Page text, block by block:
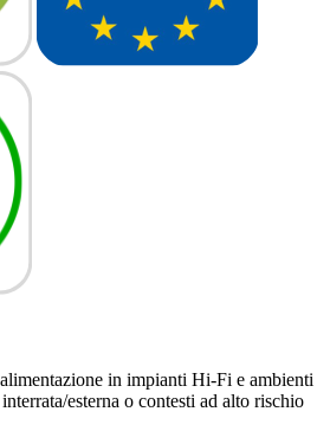
in impianti Hi-Fi e ambienti
esterna o contesti ad alto rischio